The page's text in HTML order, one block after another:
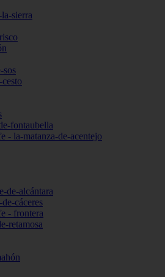
sierra
sos
fontaubella
- la-matanza-de-acentejo
de-alcántara
cáceres
- frontera
retamosa